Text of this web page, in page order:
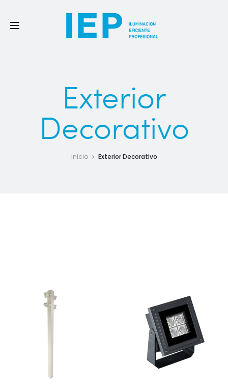
Exterior
Decorativo
Inicio Exterior Decorativo